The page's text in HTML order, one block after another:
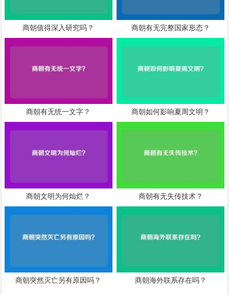
商朝值得深入研究吗？ 商朝有无完整国家形态？
商朝有无统一文字？ 商朝如何影响夏周文明？
商朝文明为何灿烂？ 商朝有无失传技术？
商朝突然灭亡另有原因吗？ 商朝海外联系存在吗？